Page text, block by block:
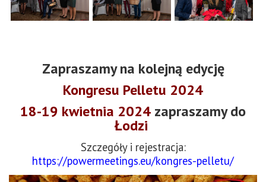
Zapraszamy na kolejną edycję
Kongresu Pelletu 2024
18-19 kwietnia 2024 zapraszamy do
Łodzi
Szczegóły i rejestracja:
https://powermeetings.eu/kongres-pelletu/